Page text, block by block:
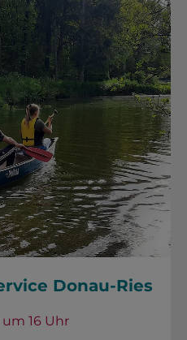
Donau-Ries
16 Uhr